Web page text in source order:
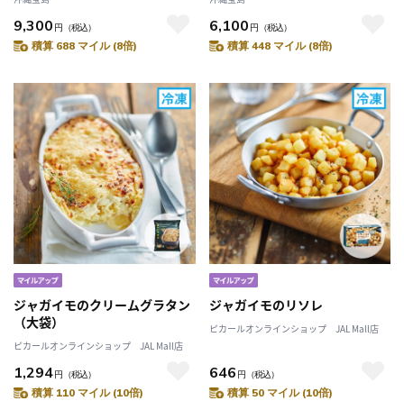
9,300 円 （税込）
積算 688 マイル (8倍)
6,100 円 （税込）
積算 448 マイル (8倍)
ジャガイモのクリームグラタン
（大袋）
ピカールオンラインショップ JAL Mall店
1,294円 （税込）
積算 110 マイル (10倍)
ジャガイモのリソレ
ピカールオンラインショップ JAL Mall店
646 円 （税込）
積算 50 マイル (10倍)